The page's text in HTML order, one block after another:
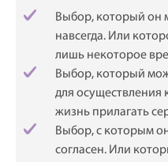
Выбор, который он
навсегда. Или
лишь некоторое
Выбор, который
для осуществления
жизнь прилагать
Выбор, с которым
согласен. Или